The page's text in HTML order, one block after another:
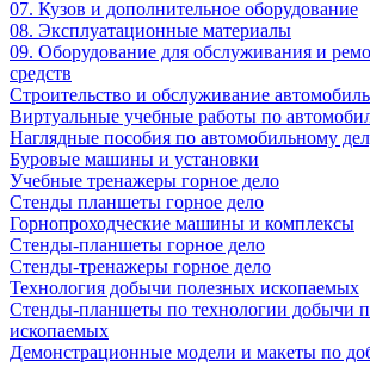
07. Кузов и дополнительное оборудование
08. Эксплуатационные материалы
09. Оборудование для обслуживания и
средств
Строительство и обслуживание
Виртуальные учебные работы по
Наглядные пособия по автомобильному
Буровые машины и установки
Учебные тренажеры горное дело
Стенды планшеты горное дело
Горнопроходческие машины и комплексы
Стенды-планшеты горное дело
Стенды-тренажеры горное дело
Технология добычи полезных ископаемых
Стенды-планшеты по технологии добычи
ископаемых
Демонстрационные модели и макеты по